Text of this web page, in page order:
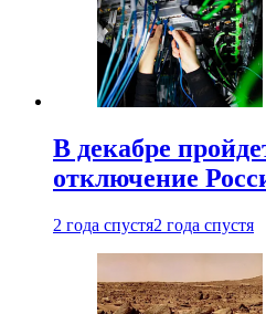
В декабре
отключение
2 года спустя2 года спустя